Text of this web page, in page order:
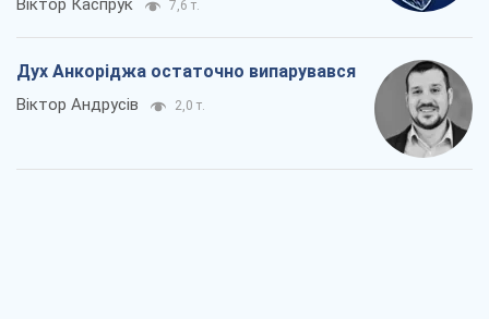
Віктор Каспрук 7,6 т.
Дух Анкоріджа остаточно випарувався
Віктор Андрусів 2,0 т.